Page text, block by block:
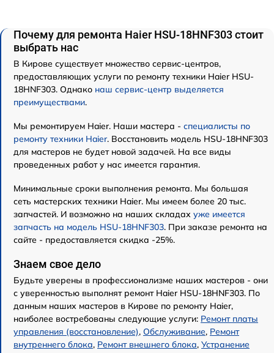
Почему для ремонта Haier HSU-18HNF303 стоит
выбрать нас
В Кирове существует множество сервис-центров,
предоставляющих услуги по ремонту техники Haier HSU-
18HNF303. Однако наш сервис-центр выделяется
преимуществами.
Мы ремонтируем Haier. Наши мастера - специалисты по
ремонту техники Haier. Восстановить модель HSU-18HNF303
для мастеров не будет новой задачей. На все виды
проведенных работ у нас имеется гарантия.
Минимальные сроки выполнения ремонта. Мы большая
сеть мастерских техники Haier. Мы имеем более 20 тыс.
запчастей. И возможно на наших складах уже имеется
запчасть на модель HSU-18HNF303. При заказе ремонта на
сайте - предоставляется скидка -25%.
Знаем свое дело
Будьте уверены в профессионализме наших мастеров - они
с уверенностью выполнят ремонт Haier HSU-18HNF303. По
данным наших мастеров в Кирове по ремонту Haier,
наиболее востребованы следующие услуги: Ремонт платы
управления (восстановление), Обслуживание, Ремонт
внутреннего блока, Ремонт внешнего блока, Устранение